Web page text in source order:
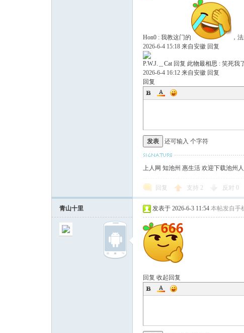
Hon0 : 我教这门的
，
2026-6-4 15:18 来自安徽 回复
P.W.J.＿Cat 回复 此物最相思 : 笑死我
2026-6-4 16:12 来自安徽 回复
回复
发表 还可输入 个字符
上人网 知池州 惠生活 欢迎下载池州
回复 支持 2 反对 0
青山十里 发表于 2026-6-3 11:54 本帖发自手
回复 收起回复